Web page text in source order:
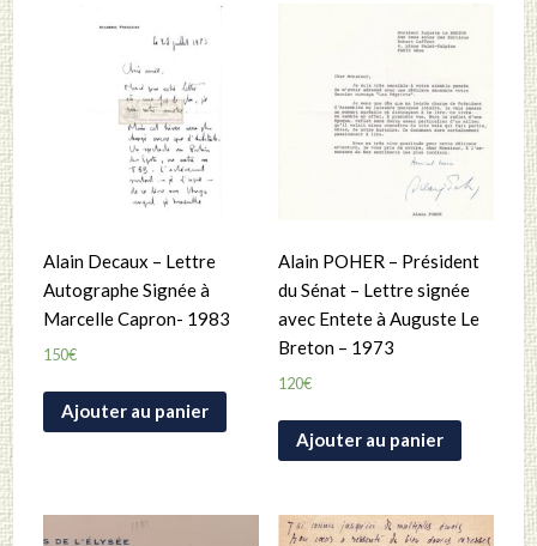
Alain Decaux – Lettre
Autographe Signée à
Marcelle Capron- 1983
150€
Ajouter au panier
Alain POHER – Président
du Sénat – Lettre signée
avec Entete à Auguste Le
Breton – 1973
120€
Ajouter au panier